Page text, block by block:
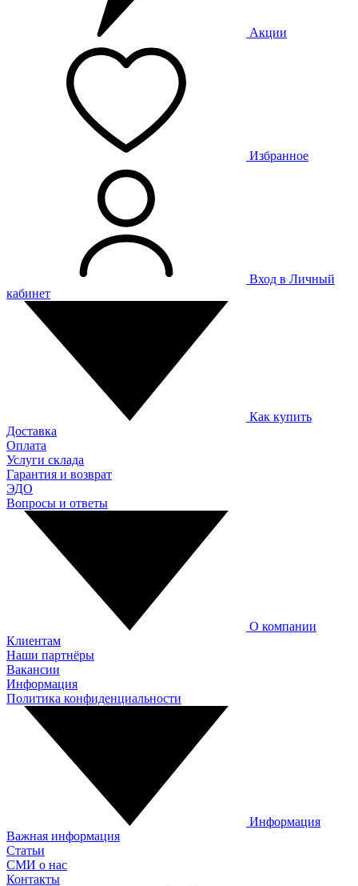
Акции
Избранное
Вход в Личный
кабинет
Как купить
Доставка
Оплата
Услуги склада
Гарантия и возврат
ЭДО
Вопросы и ответы
О компании
Клиентам
Наши партнёры
Вакансии
Информация
Политика конфиденциальности
Информация
Важная информация
Статьи
СМИ о нас
Контакты